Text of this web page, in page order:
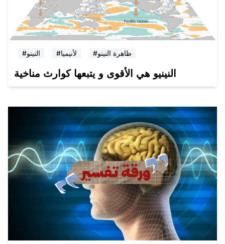
#النينو #لأنيميا #ظاهرة النينو
النينيو هي الأقوى و يتبعها كوارث مناخية